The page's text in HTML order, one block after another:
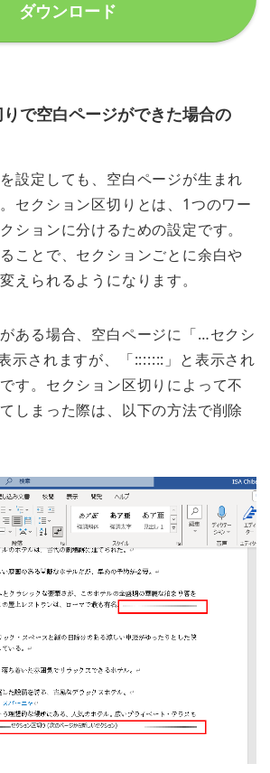
ダウンロード
で空白ページができた場合の
設定しても、空白ページが生まれ
セクション区切りとは、1つのワー
ションに分けるための設定です。
ことで、セクションごとに余白や
えられるようになります。
ある場合、空白ページに「…セクシ
示されますが、「:::::::」と表示され
す。セクション区切りによって不
しまった際は、以下の方法で削除